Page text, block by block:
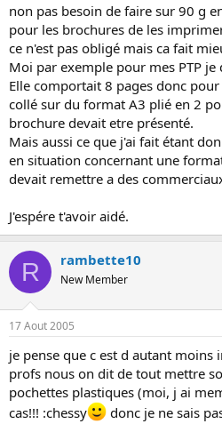
non pas besoin de faire sur 90 g
pour les brochures de les
ce n'est pas obligé mais ca fait
Moi par exemple pour mes PTP
Elle comportait 8 pages donc
collé sur du format A3 plié en 2
brochure devait etre présenté.
Mais aussi ce que j'ai fait étant
en situation concernant une
devait remettre a des
J'espére t'avoir aidé.
R rambette10
New Member
17 Aout 2005
je pense que c est d autant moins
profs nous on dit de tout mettre
pochettes plastiques (moi, j ai
cas!!! :chessy
donc je ne sais